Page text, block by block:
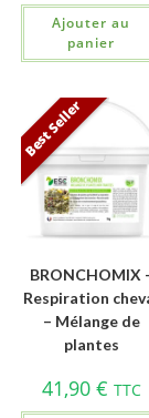
Ajouter au
panier
Best Seller
BRONCHOMIX
Respiration
– Mélange de
plantes
41,90 € TTC